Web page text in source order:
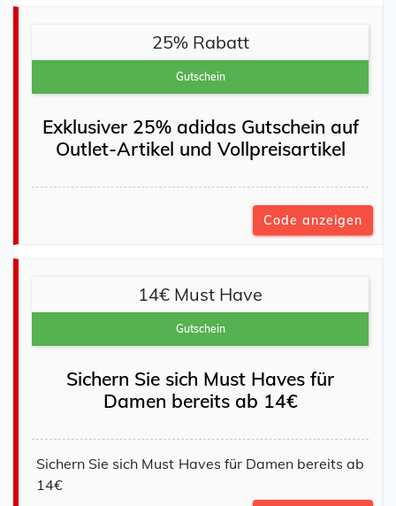
25% Rabatt
Gutschein
Exklusiver 25% adidas Gutschein auf
Outlet-Artikel und Vollpreisartikel
Code anzeigen
14€ Must Have
Gutschein
Sichern Sie sich Must Haves für
Damen bereits ab 14€
Sichern Sie sich Must Haves für Damen bereits ab
14€